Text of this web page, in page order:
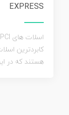
EXPRESS
کابردترین
هستند که در